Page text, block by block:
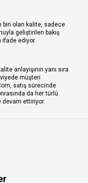
biri olan kalite, sadece
geliştirilen bakış
ifade ediyor.
anlayışının yanı sıra
müşteri
satış sürecinde
da her türlü
devam ettiriyor.